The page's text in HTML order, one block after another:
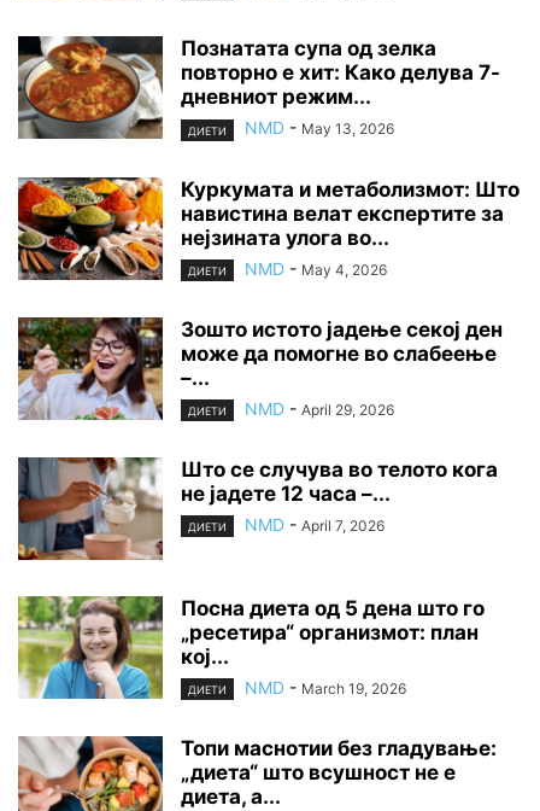
Познатата супа од зелка
повторно е хит: Како делува 7-
дневниот режим...
ДИЕТИ NMD - May 13, 2026
Куркумата и метаболизмот: Што
навистина велат експертите за
нејзината улога во...
ДИЕТИ NMD - May 4, 2026
Зошто истото јадење секој ден
може да помогне во слабеење
–...
ДИЕТИ NMD - April 29, 2026
Што се случува во телото кога
не јадете 12 часа –...
ДИЕТИ NMD - April 7, 2026
Посна диета од 5 дена што го
„ресетира“ организмот: план
кој...
ДИЕТИ NMD - March 19, 2026
Топи маснотии без гладување:
„диета“ што всушност не е
диета, а...